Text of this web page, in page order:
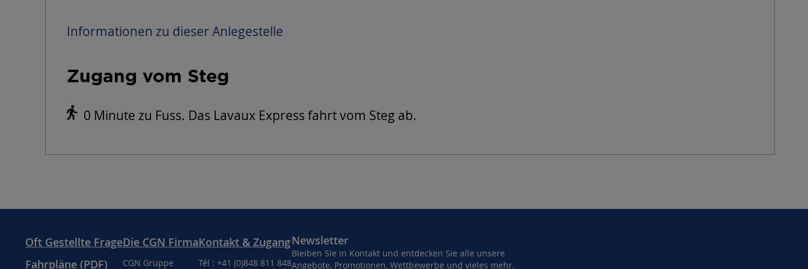
Informationen zu dieser Anlegestelle
Zugang vom Steg
0 Minute zu Fuss. Das Lavaux Express fahrt vom Steg ab.
Oft Gestellte Frage
Fahrpläne (PDF)
Die CGN Firma
CGN Gruppe
Kontakt & Zugang
Tél : +41 (0)848 811 848
Newsletter
Bleiben Sie in Kontakt und entdecken Sie alle unsere
Angebote, Promotionen, Wettbewerbe und vieles mehr.